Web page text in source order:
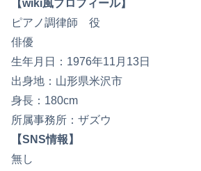
【wiki風プロフィール】
ピアノ調律師 役
俳優
生年月日：1976年11月13日
出身地：山形県米沢市
身長：180cm
所属事務所：ザズウ
【SNS情報】
無し